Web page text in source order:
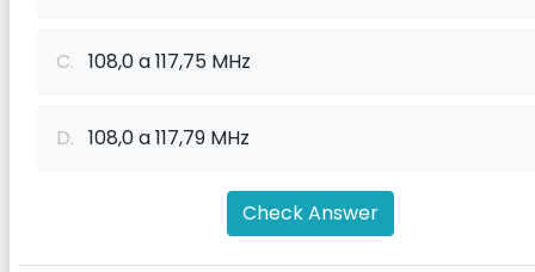
C. 108,0 a 117,75 MHz
D. 108,0 a 117,79 MHz
Check Answer